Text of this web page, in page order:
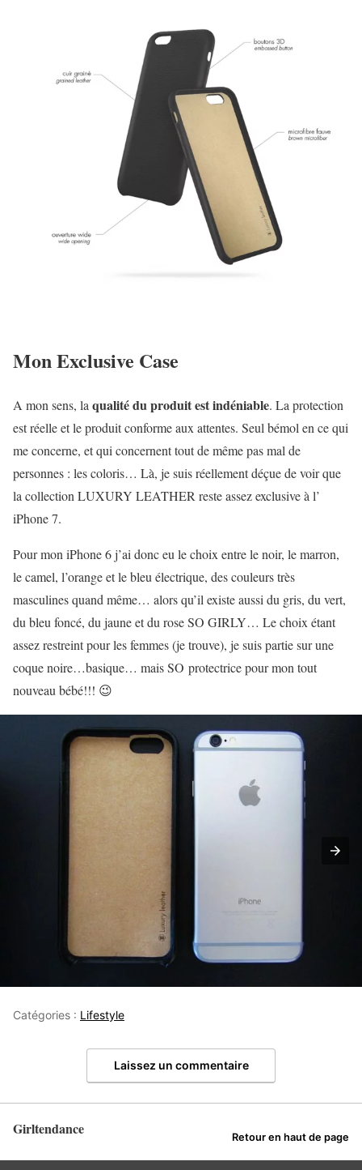
Mon Exclusive Case
A mon sens, la qualité du produit est indéniable. La protection
est réelle et le produit conforme aux attentes. Seul bémol en ce qui
me concerne, et qui concernent tout de même pas mal de
personnes : les coloris… Là, je suis réellement déçue de voir que
la collection LUXURY LEATHER reste assez exclusive à l’
iPhone 7.
Pour mon iPhone 6 j’ai donc eu le choix entre le noir, le marron,
le camel, l’orange et le bleu électrique, des couleurs très
masculines quand même… alors qu’il existe aussi du gris, du vert,
du bleu foncé, du jaune et du rose SO GIRLY… Le choix étant
assez restreint pour les femmes (je trouve), je suis partie sur une
coque noire…basique… mais SO protectrice pour mon tout
nouveau bébé!!! 😉
Catégories : Lifestyle
Laissez un commentaire
Girltendance Retour en haut de page